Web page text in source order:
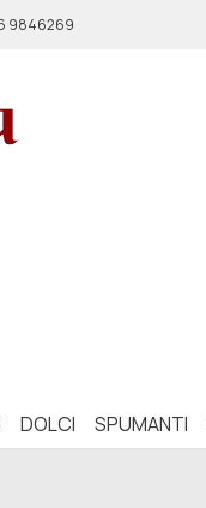
9846269
DOLCI SPUMANTI